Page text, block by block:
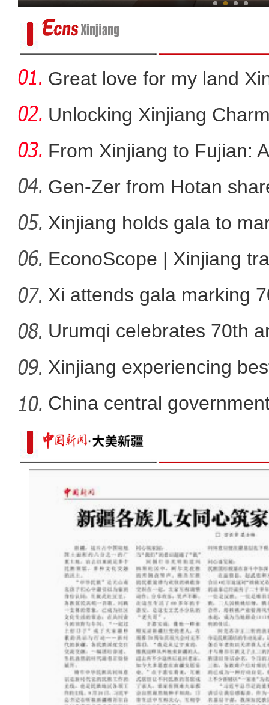
新疆兄妹在义乌：三天
新疆：手风琴声里
Great love for my land
Unlocking Xinjiang
From Xinjiang to Fujian:
Gen-Zer from Hotan
Xinjiang holds gala to
ann
EconoScope | Xinjiang
Xi attends gala marking
anniver
Urumqi celebrates 70th
Xinjiang experiencing
developm
China central
than